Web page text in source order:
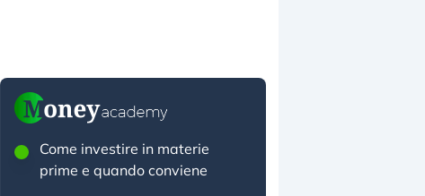
Come investire in materie
prime e quando conviene